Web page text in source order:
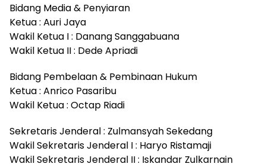
Bidang Media & Penyiaran
Ketua : Auri Jaya
Wakil Ketua I : Danang Sanggabuana
Wakil Ketua II : Dede Apriadi
Bidang Pembelaan & Pembinaan Hukum
Ketua : Anrico Pasaribu
Wakil Ketua : Octap Riadi
Sekretaris Jenderal : Zulmansyah Sekedang
Wakil Sekretaris Jenderal I : Haryo Ristamaji
Wakil Sekretaris Jenderal II : Iskandar Zulkarnain